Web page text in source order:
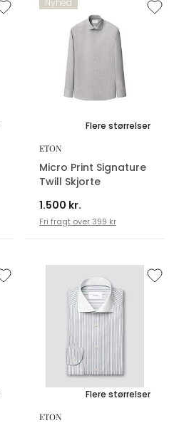
Nyhed
Flere størrelser
ETON
Micro Print Signature
Twill Skjorte
1.500 kr.
Fri fragt over 399 kr
Flere størrelser
ETON